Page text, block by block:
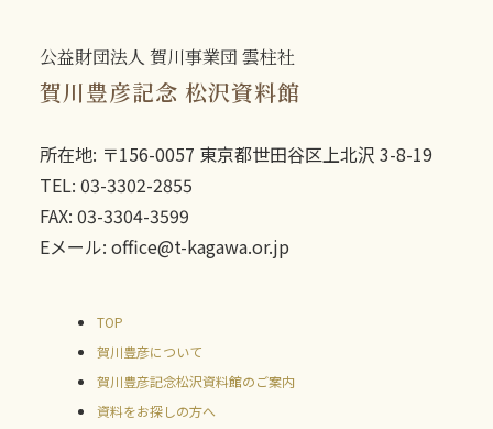
公益財団法人 賀川事業団 雲柱社
賀川豊彦記念 松沢資料館
所在地: 〒156-0057 東京都世田谷区上北沢 3-8-19
TEL: 03-3302-2855
FAX: 03-3304-3599
Eメール: office@t-kagawa.or.jp
TOP
賀川豊彦について
賀川豊彦記念松沢資料館のご案内
資料をお探しの方へ